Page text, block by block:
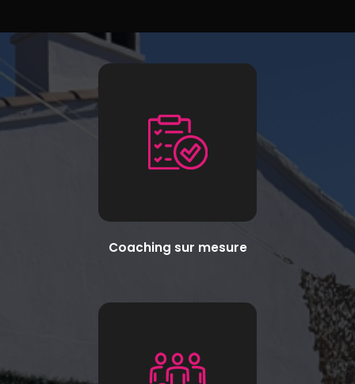
Coaching sur mesure